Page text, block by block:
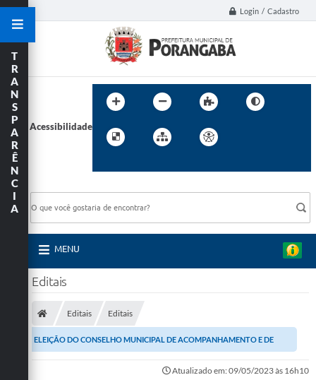
Login / Cadastro
Acessibilidade
MENU
T
R
A
N
S
P
A
R
Ê
N
C
I
A
Editais
Editais Editais
ELEIÇÃO DO CONSELHO MUNICIPAL DE ACOMPANHAMENTO E DE
Atualizado em: 09/05/2023 às 16h10